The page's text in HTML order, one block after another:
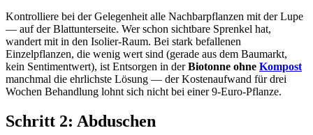
Kontrolliere bei der Gelegenheit alle Nachbarpflanzen mit der Lupe
— auf der Blattunterseite. Wer schon sichtbare Sprenkel hat,
wandert mit in den Isolier-Raum. Bei stark befallenen
Einzelpflanzen, die wenig wert sind (gerade aus dem Baumarkt,
kein Sentimentwert), ist Entsorgen in derBiotonne ohne Kompost
manchmal die ehrlichste Lösung — der Kostenaufwand für drei
Wochen Behandlung lohnt sich nicht bei einer 9-Euro-Pflanze.
Schritt 2: Abduschen